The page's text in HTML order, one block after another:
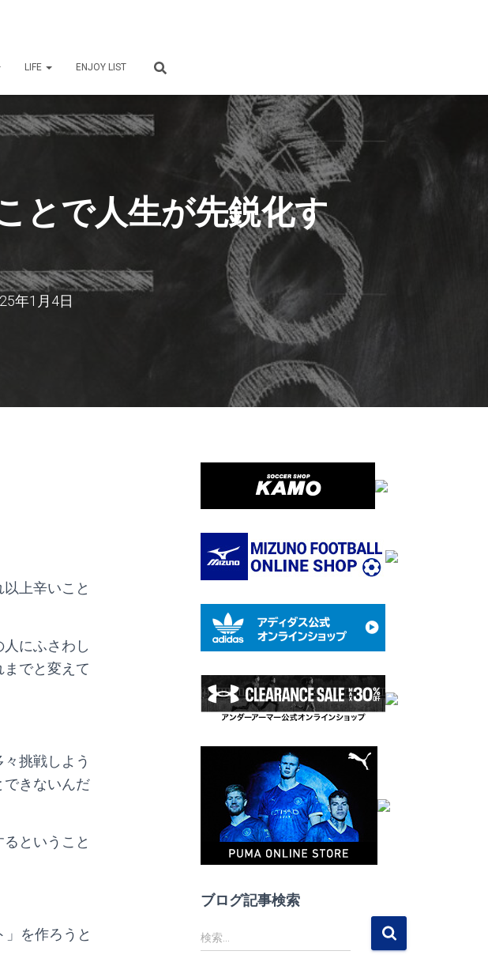
LIFE ENJOY LIST
とで人生が先鋭化す
年1月4日
上辛いこと
にふさわし
でと変えて
挑戦しよう
できないんだ
ということ
を作ろうと
ブログ記事検索
検
索
検索…